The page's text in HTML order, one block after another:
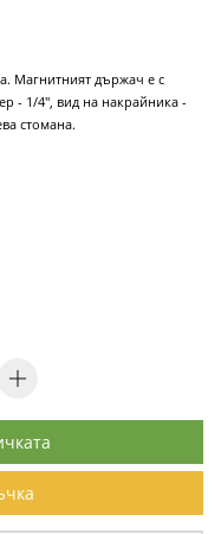
Магнитният държач е с
- 1/4", вид на накрайника -
стомана.